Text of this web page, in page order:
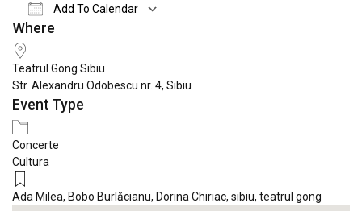
Add To Calendar
Download ICS
Where
Teatrul Gong Sibiu
Str. Alexandru Odobescu nr. 4, Sibiu
Event Type
Concerte
Cultura
Ada Milea, Bobo Burlăcianu, Dorina Chiriac, sibiu, teatrul gong